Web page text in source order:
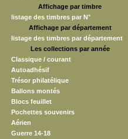
Affichage par timbre
listage des timbres par N°
Affichage par département
listage des timbres par département
Les collections par année
Classique / courant
Autoadhésif
Trésor philatélique
Ballons montés
Blocs feuillet
Pochettes souvenirs
Aérien
Guerre 14-18